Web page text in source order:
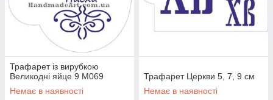
Трафарет із вирубкою
Великодні яйце 9 М069
Немає в наявності
Трафарет Церкви 5, 7, 9 см
Немає в наявності